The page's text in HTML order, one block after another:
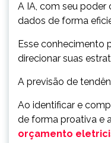
A IA, com seu
dados de forma
Esse conhecimento
direcionar suas
A previsão de
Ao identificar e
de forma proativa e
orçamento